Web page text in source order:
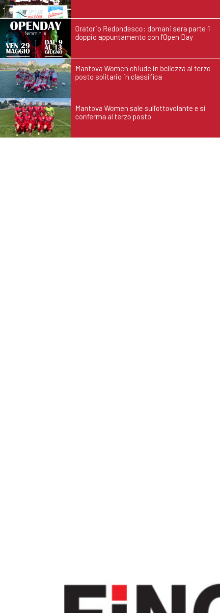
Oratorio Redondesco: domani sera parte il
doppio appuntamento con l'Open Day
Mantova Women chiude in bellezza al terzo
posto solitario in classifica
Mantova Women sale sull'ottovolante e si
conferma al terzo posto